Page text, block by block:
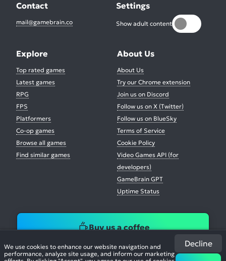
We use cookies to enhance our website navigation and
performance, analyze site usage, and inform our marketing
Decline
Contact
mail@gamebrain.co
Settings
Show adult content
Explore
Top rated games
Latest games
RPG
FPS
Platformers
Co-op games
Browse all games
Find similar games
About Us
About Us
Try our Chrome extension
Join us on Discord
Follow us on X (Twitter)
Follow us on BlueSky
Terms of Service
Cookie Policy
Video Games API (for
developers)
GameBrain GPT
Uptime Status
Buy us a coffee